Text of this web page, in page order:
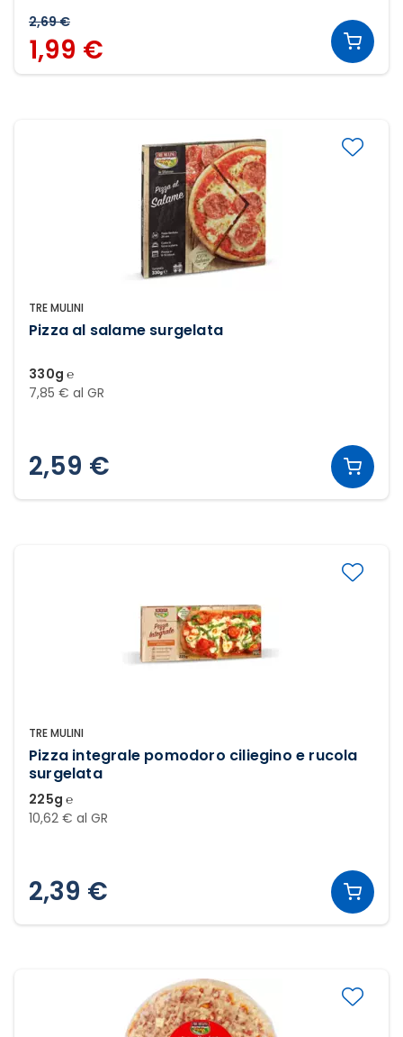
2,69 €
1,99 €
TRE MULINI
Pizza al salame surgelata
330g ℮
7,85 € al GR
2,59 €
TRE MULINI
Pizza integrale pomodoro ciliegino e rucola
surgelata
225g ℮
10,62 € al GR
2,39 €